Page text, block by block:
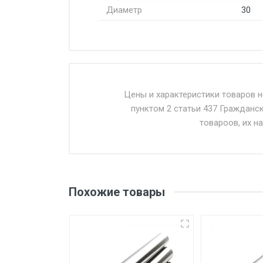
Диаметр
30
Доставка осуществляется
Въезд на ТТК и Садовое
уплаты понесенных расходов.
Самовывоз со склада г.
погрузка оплачивается
Цены и характеристики товаров
пунктом 2 статьи 437
товароов, их
Похожие товары